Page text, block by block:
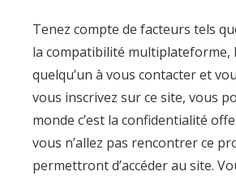
Tenez compte de facteurs tels
la compatibilité multiplateforme,
quelqu’un à vous contacter et
vous inscrivez sur ce site, vous
monde c’est la confidentialité
vous n’allez pas rencontrer ce
permettront d’accéder au site.